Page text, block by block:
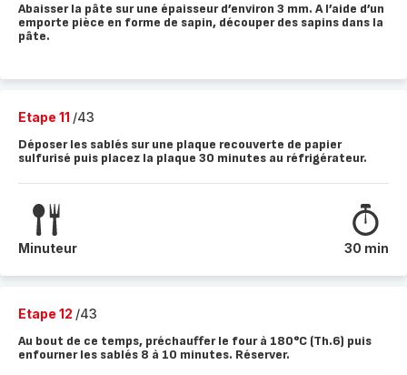
Abaisser la pâte sur une épaisseur d’environ 3 mm. A l’aide d’un
emporte pièce en forme de sapin, découper des sapins dans la
pâte.
Etape 11 /43
Déposer les sablés sur une plaque recouverte de papier
sulfurisé puis placez la plaque 30 minutes au réfrigérateur.
Minuteur 30 min
Etape 12 /43
Au bout de ce temps, préchauffer le four à 180°C (Th.6) puis
enfourner les sablés 8 à 10 minutes. Réserver.